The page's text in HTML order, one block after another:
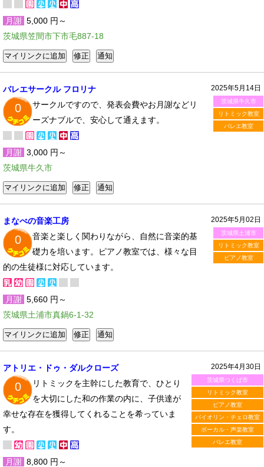
月謝 5,000 円～
茨城県笠間市下市毛887-18
2025年5月14日
茨城県牛久市
リトミック教室
バレエ教室
バレエサークル フロリナ
0
サークルですので、発表会費やお月謝などリ
ーズナブルで、安心して通えます。
月謝 3,000 円～
茨城県牛久市
2025年5月02日
茨城県土浦市
リトミック教室
ピアノ教室
まなべの音楽工房
0
音楽と楽しく関わりながら、自然に音楽的基
礎力を培います。ピアノ教室では、様々な目
的の生徒様に対応しています。
月謝 5,660 円～
茨城県土浦市真鍋6-1-32
2025年4月30日
茨城県つくば市
リトミック教室
ピアノ教室
バイオリン・チェロ教室
ボーカル・声楽教室
バレエ教室
アトリエ・ドゥ・ダルクローズ
0
リトミックを主幹にした教育で、ひとり
を大切にした和の作業の内に、子供達が
幸せな存在を獲得してくれることを希っていま
す。
月謝 8,800 円～